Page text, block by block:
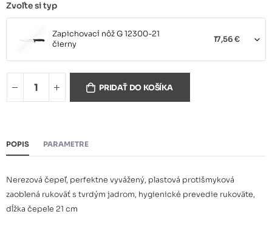
Zvoľte si typ
Zapichovací nôž G 12300-21
čierny
17,56 €
Zapichovací nôž G 12300-21
žltý
PRIDAŤ DO KOŠÍKA
POPIS PARAMETRE
Nerezová čepeľ, perfektne vyvážený, plastová protišmyková
zaoblená rukoväť s tvrdým jadrom, hygienické prevedie rukoväte,
dĺžka čepele 21 cm